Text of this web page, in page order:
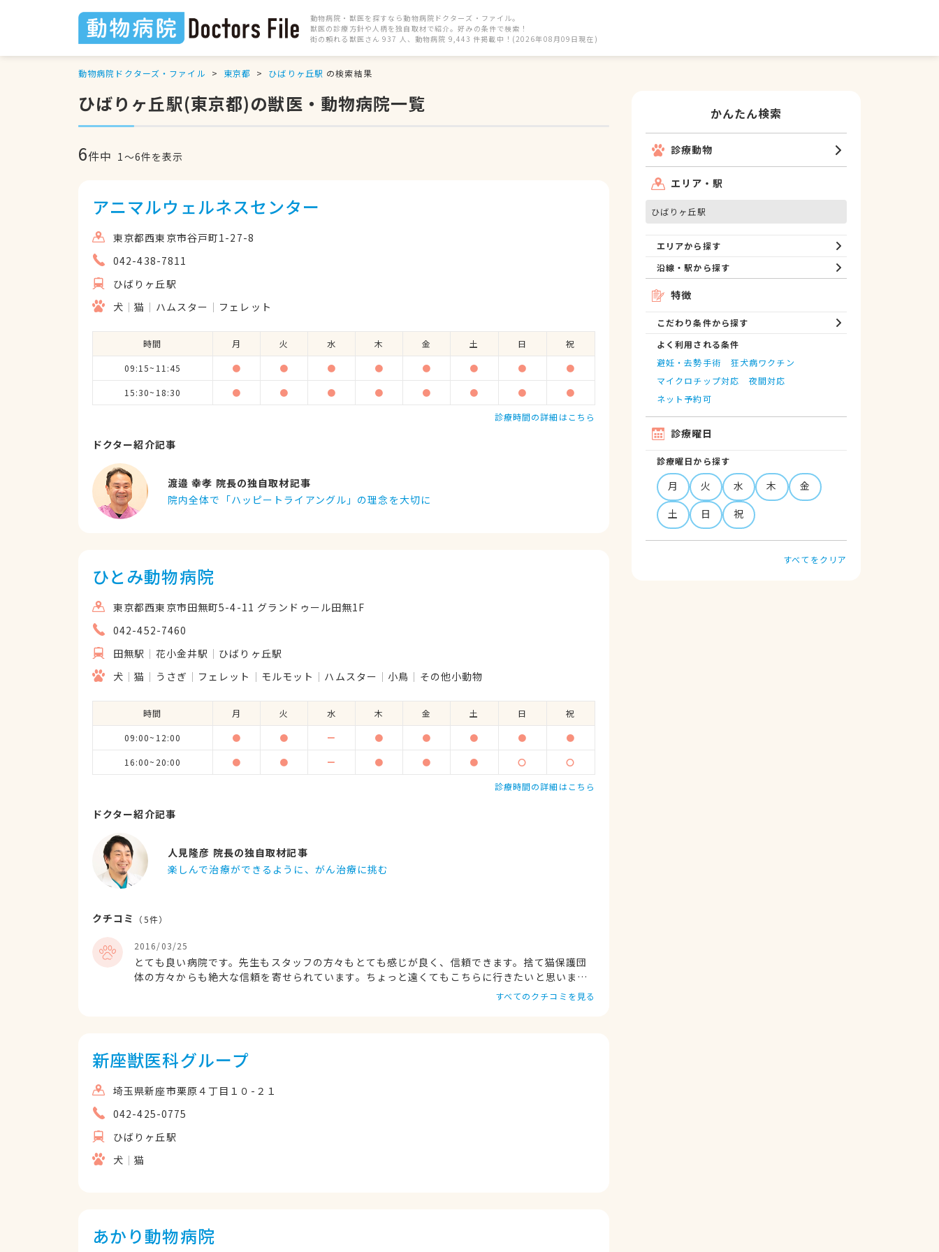
動物病院・獣医を探すなら動物病院ドクターズ・ファイル。
獣医の診療方針や人柄を独自取材で紹介。好みの条件で検索！
街の頼れる獣医さん 937 人、動物病院 9,443 件掲載中！(2026年08月09日現在)
動物病院ドクターズ・ファイル 東京都 ひばりヶ丘駅 の検索結果
ひばりヶ丘駅(東京都)の獣医・動物病院一覧
6件中 1〜6件を表示
アニマルウェルネスセンター
東京都西東京市谷戸町1-27-8
042-438-7811
ひばりヶ丘駅
犬
猫 ハムスター フェレット
時間 月 火 水 木 金 土 日 祝
09:15~11:45 ● ● ● ● ● ● ● ●
15:30~18:30 ● ● ● ● ● ● ● ●
診療時間の詳細はこちら
ドクター紹介記事
渡邉 幸孝 院長の独自取材記事
院内全体で「ハッピートライアングル」の理念を大切に
ひとみ動物病院
東京都西東京市田無町5-4-11 グランドゥール田無1F
042-452-7460
田無駅
花小金井駅
ひばりヶ丘駅
犬
猫 うさぎ フェレット モルモット ハムスター 小鳥 その他小動物
時間 月 火 水 木 金 土 日 祝
09:00~12:00 ● ● ー ● ● ● ● ●
16:00~20:00 ● ● ー ● ● ● 〇 〇
診療時間の詳細はこちら
ドクター紹介記事
人見隆彦 院長の独自取材記事
楽しんで治療ができるように、がん治療に挑む
クチコミ （5件）
2016/03/25
とても良い病院です。先生もスタッフの方々もとても感じが良く、信頼できます。捨て猫保護団
体の方々からも絶大な信頼を寄せられています。ちょっと遠くてもこちらに行きたいと思いま
すべてのクチコミを見る
新座獣医科グループ
埼玉県新座市栗原４丁目１０-２１
042-425-0775
ひばりヶ丘駅
犬
猫
あかり動物病院
かんたん検索
診療動物
エリア・駅
ひばりヶ丘駅
エリアから探す
沿線・駅から探す
特徴
こだわり条件から探す
よく利用される条件
避妊・去勢手術
狂犬病ワクチン
マイクロチップ対応
夜間対応
ネット予約可
診療曜日
診療曜日から探す
月 火 水 木
金
土
日 祝
すべてをクリア